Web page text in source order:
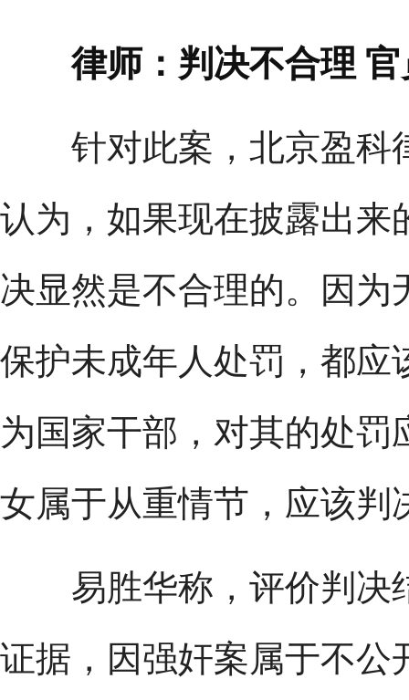
律师：判决不合理 官
针对此案，北京盈科
认为，如果现在披露出来
决显然是不合理的。因
保护未成年人处罚，都应
为国家干部，对其的处
女属于从重情节，应该判
易胜华称，评价判决
证据，因强奸案属于不公